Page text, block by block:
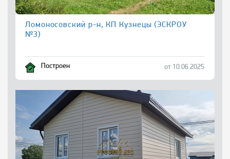
Ломоносовский р-н, КП Кузнецы (ЭСКРОУ
№3)
Построен от 10.06.2025